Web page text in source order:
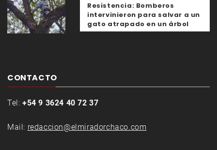
Resistencia: Bomberos
intervinieron para salvar a un
gato atrapado en un árbol
CONTACTO
Tel: +54 9 3624 40 72 37
Mail: redaccion@elmiradorchaco.com